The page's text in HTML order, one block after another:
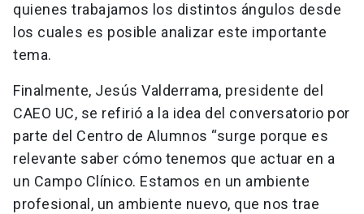
quienes trabajamos los distintos ángulos desde
los cuales es posible analizar este importante
tema.
Finalmente, Jesús Valderrama, presidente del
CAEO UC, se refirió a la idea del conversatorio por
parte del Centro de Alumnos “surge porque es
relevante saber cómo tenemos que actuar en a
un Campo Clínico. Estamos en un ambiente
profesional, un ambiente nuevo, que nos trae